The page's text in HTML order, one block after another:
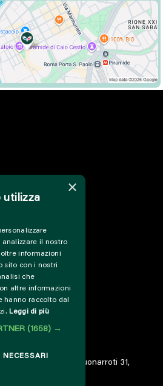
– ETS – Via Buonarroti 31,
×
utilizza
il nostro
informazioni
sito con i nostri
che
altre informazioni
hanno raccolto dal
Leggi di più
(1658) →
NECESSARI